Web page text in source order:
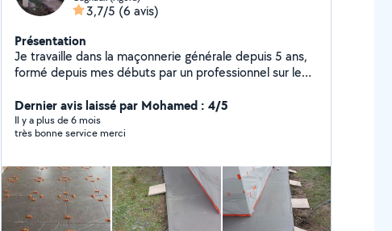
3,7/5 (6 avis)
Présentation
Je travaille dans la maçonnerie générale depuis 5 ans,
formé depuis mes débuts par un professionnel sur le
œuvre mon savoir faire précis propre et professionnel.
j'ai une expérience dans tous les domaines de
maçonnerie comme le placo, carrelage, peinture ,
Dernier avis laissé par Mohamed : 4/5
Il y a plus de 6 mois
très bonne service merci